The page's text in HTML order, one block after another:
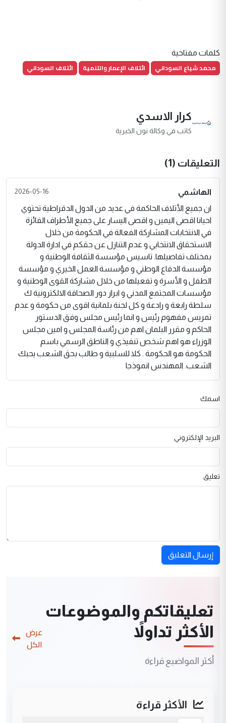
كلمات مفتاحية
محمد شياع السوداني ائتلاف الإعمار والتنمية ائتلاف السوداني
كرار الاسدي
كاتب في وكالة نون الخبرية
التعليقات (1)
الهاشمي 2026-05-16
ان جميع الأتلاف الحاكمة في عديد من الدول الدقراطية تحتوي
احيانا اقصى اليمين و اقصى اليسار على جميع الأطراف الفائزة
في الانتخابات المشاركة الفعالة في الحكومة من خلال
الاستحقاق الانتخابي و عدم التنازل عن حقكم في ادارة الدولة
بمختلف تفاصيلها. تاسيس مؤسسة الثقافة الوطنية و
مؤسسة الدفاع الوطني و مؤسسة العمل الخيري و مؤسسة
الطفل و الأسرة و تفعيلها من خلال مشاركة القوى الوطنية و
مؤسسات المجتمع المدني و ابراز دور الصحافة الالكترونية ك
سلطة رابعة و رادعة و كل لجنة بلمانية اقوى من حكومة و عدم
تمريس مفهوم رئيس و انما رئيس مجلس وفق الدستور
الحاكم و مقرر البلمان اهم من رئاسة المجلس و امين مجلس
الوزراء هو اهم شخص تنفيذي و الناطق الرسمي باسم
الحكومة هو الحكومة . كلا للسلبية و طالب بحق الشعب يحبك
الشعب. المهندس انموذجا
اسمك
البريد الإلكتروني
تعليق
إرسال التعليق
تعليقاتكم والموضوعات
الأكثر تداولاً
أكثر المواضيع قراءة
عرض
الكل
الأكثر قراءة